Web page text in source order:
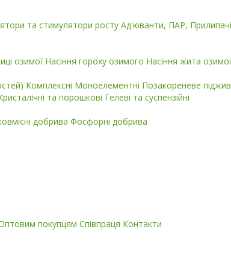
та стимулятори росту Ад'юванти, ПАР, Прилипачі
озимої Насіння гороху озимого Насіння жита
Комплексні Моноелементні Позакореневе
та порошкові Гелеві та суспензійні
добрива Фосфорні добрива
покупцям Співпраця Контакти